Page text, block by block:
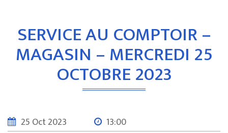
SERVICE AU COMPTOIR –
MAGASIN – MERCREDI 25
OCTOBRE 2023
25 Oct 2023
13:00